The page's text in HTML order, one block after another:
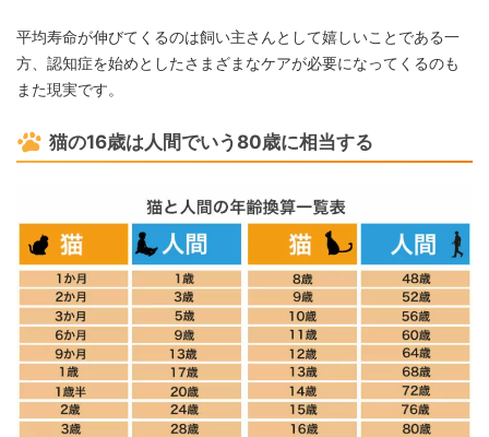
平均寿命が伸びてくるのは飼い主さんとして嬉しいことである一
方、認知症を始めとしたさまざまなケアが必要になってくるのも
また現実です。
猫の16歳は人間でいう80歳に相当する